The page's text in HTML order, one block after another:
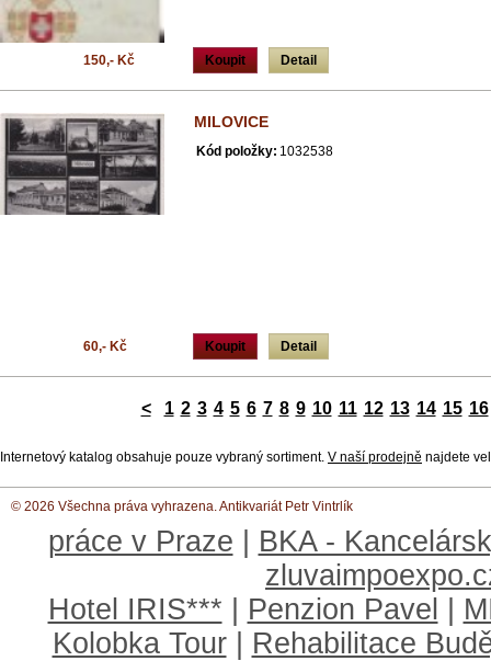
Koupit Detail
150,- Kč
MILOVICE
Kód položky: 1032538
Koupit Detail
60,- Kč
< 1 2 3 4 5 6 7 8 9 10 11 12 13 14 15 16
Internetový katalog obsahuje pouze vybraný sortiment. V naší prodejně najdete
© 2026 Všechna práva vyhrazena. Antikvariát Petr Vintrlík
práce v Praze
BKA -
Hotel IRIS***
Penzion Pavel
Kolobka Tour
Rehabilitace